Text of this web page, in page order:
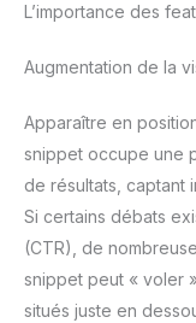
L’importance des
Augmentation de la
Apparaître en
snippet occupe une
de résultats, captant
Si certains débats
(CTR), de
snippet peut « voler
situés juste en